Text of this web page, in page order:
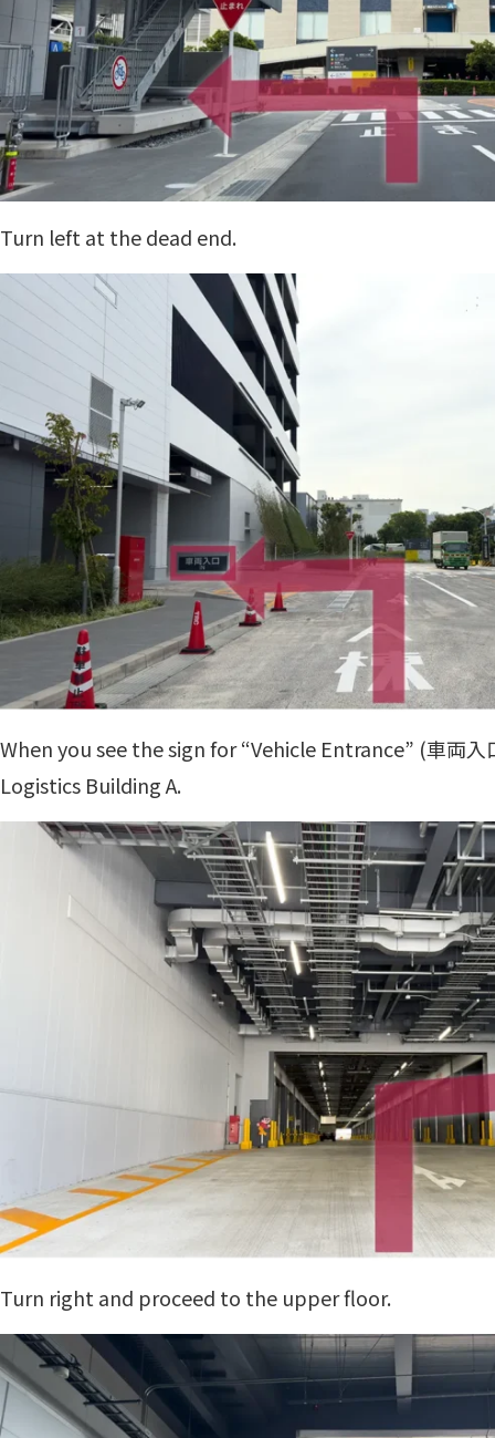
Turn left at the dead end.
When you see the sign for “Vehicle Entrance” (車両
Logistics Building A.
Turn right and proceed to the upper floor.